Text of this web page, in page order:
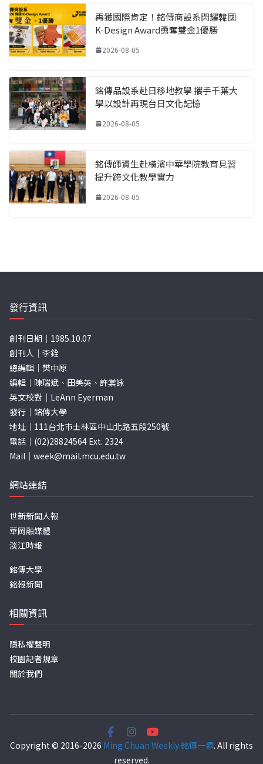
再獲國際肯定！銘傳商設系閃耀韓國
K-Design Award勇奪雙金1優勝
2026-08-05
銘傳品設系赴日移地教學 攜手千葉大
學以設計再現台日文化記憶
2026-08-05
銘傳師資生赴橫濱中華學院教育見習
提升跨文化教學實力
2026-08-05
發行資訊
創刊日期｜1985.10.07
創刊人｜李銓
總編輯｜樊中原
編輯｜陳瑞斌、田美英、許棠詠
英文校對｜LeAnn Eyerman
發行｜銘傳大學
地址｜111台北市士林區中山北路五段250號
電話｜(02)28824564 Ext. 2324
Mail｜ week@mail.mcu.edu.tw
網站連結
世新新聞人報
華岡融媒體
淡江時報
銘傳大學
銘報新聞
相關資訊
隱私權聲明
校園記者規章
關於我們
Copyright © 2016-2026 Ming Chuan Weekly 銘傳一週. All rights
reserved.